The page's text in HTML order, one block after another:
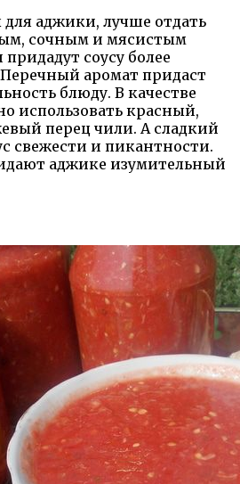
аджики, лучше отдать
сочным и мясистым
соусу более
аромат придаст
блюду. В качестве
использовать красный,
перец чили. А сладкий
свежести и пикантности.
аджике изумительный